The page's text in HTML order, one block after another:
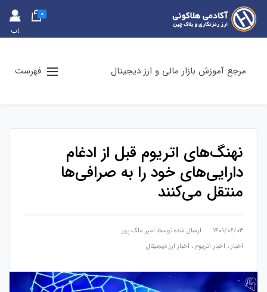
حس
اب
0
مرجع آموزش بازار مالی و ارز دیجیتال فهرست
نهنگ‌های اتریوم قبل از ادغام
دارایی‌های خود را به صرافی‌ها
منتقل می‌کنند
۱۴۰۱/۰۶/۰۳ ارسال شده توسط امیر ملک پور
اخبار ، اخبار اتریوم ، اخبار ارز دیجیتال